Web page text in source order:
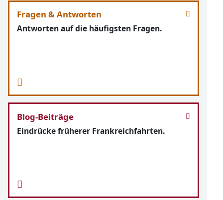
Fragen & Antworten
Antworten auf die häufigsten Fragen.
Blog-Beiträge
Eindrücke früherer Frankreichfahrten.